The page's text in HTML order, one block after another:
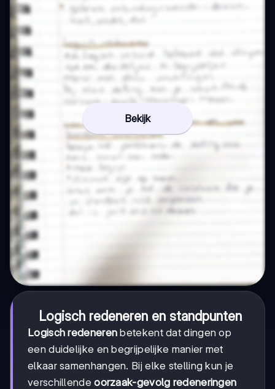
Bekijk
Logisch redeneren en standpunten
Logisch redeneren betekent dat dingen op
een duidelijke en begrijpelijke manier met
elkaar samenhangen. Bij elke stelling kun je
verschillendeoorzaak-gevolg redeneringen